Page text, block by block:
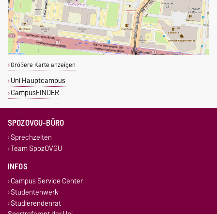
Größere Karte anzeigen
Uni Hauptcampus
CampusFINDER
SPOZOVGU-BÜRO
Sprechzeiten
Team SpozOVGU
INFOS
Campus Service Center
Studentenwerk
Studierendenrat